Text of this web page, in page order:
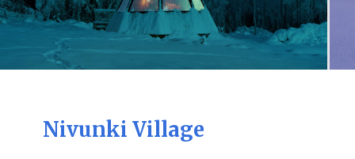
Nivunki Village